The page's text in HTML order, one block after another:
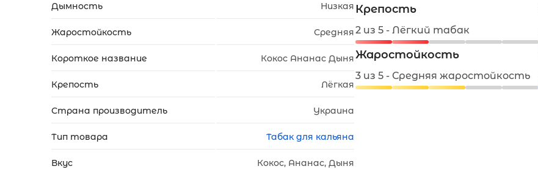
Дымность Низкая
Жаростойкость Средняя
Короткое название Кокос Ананас Дыня
Крепость Лёгкая
Страна производитель Украина
Тип товара Табак для кальяна
Вкус Кокос, Ананас, Дыня
Крепость
2 из 5 - Лёгкий табак
Жаростойкость
3 из 5 - Средняя жаростойкость